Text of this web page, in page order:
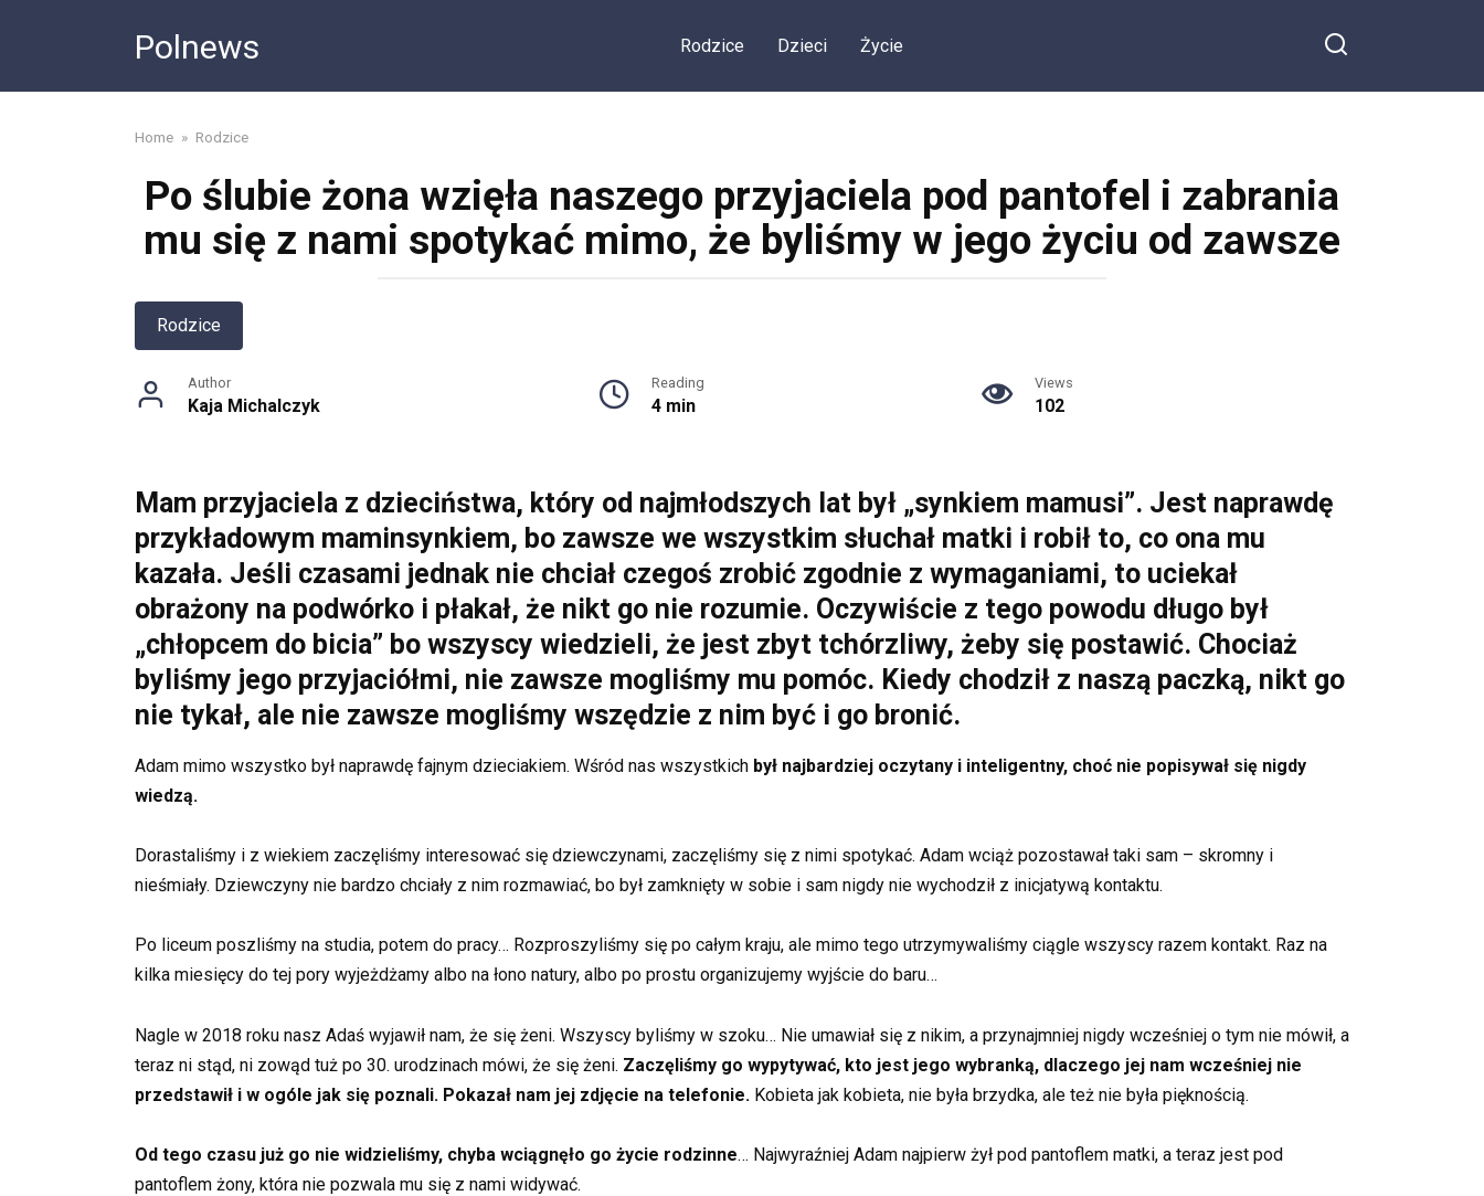
Polnews Rodzice Dzieci Życie
Home » Rodzice
Po ślubie żona wzięła naszego przyjaciela pod pantofel i zabrania
mu się z nami spotykać mimo, że byliśmy w jego życiu od zawsze
Rodzice
Author
Kaja Michalczyk
Reading
4 min
Views
102
Mam przyjaciela z dzieciństwa, który od najmłodszych lat był „synkiem mamusi”. Jest naprawdę
przykładowym maminsynkiem, bo zawsze we wszystkim słuchał matki i robił to, co ona mu
kazała. Jeśli czasami jednak nie chciał czegoś zrobić zgodnie z wymaganiami, to uciekał
obrażony na podwórko i płakał, że nikt go nie rozumie. Oczywiście z tego powodu długo był
„chłopcem do bicia” bo wszyscy wiedzieli, że jest zbyt tchórzliwy, żeby się postawić. Chociaż
byliśmy jego przyjaciółmi, nie zawsze mogliśmy mu pomóc. Kiedy chodził z naszą paczką, nikt go
nie tykał, ale nie zawsze mogliśmy wszędzie z nim być i go bronić.
Adam mimo wszystko był naprawdę fajnym dzieciakiem. Wśród nas wszystkich był najbardziej oczytany i inteligentny, choć nie popisywał się nigdy
wiedzą.
Dorastaliśmy i z wiekiem zaczęliśmy interesować się dziewczynami, zaczęliśmy się z nimi spotykać. Adam wciąż pozostawał taki sam – skromny i
nieśmiały. Dziewczyny nie bardzo chciały z nim rozmawiać, bo był zamknięty w sobie i sam nigdy nie wychodził z inicjatywą kontaktu.
Po liceum poszliśmy na studia, potem do pracy… Rozproszyliśmy się po całym kraju, ale mimo tego utrzymywaliśmy ciągle wszyscy razem kontakt. Raz na
kilka miesięcy do tej pory wyjeżdżamy albo na łono natury, albo po prostu organizujemy wyjście do baru…
Nagle w 2018 roku nasz Adaś wyjawił nam, że się żeni. Wszyscy byliśmy w szoku… Nie umawiał się z nikim, a przynajmniej nigdy wcześniej o tym nie mówił, a
teraz ni stąd, ni zowąd tuż po 30. urodzinach mówi, że się żeni. Zaczęliśmy go wypytywać, kto jest jego wybranką, dlaczego jej nam wcześniej nie
przedstawił i w ogóle jak się poznali. Pokazał nam jej zdjęcie na telefonie. Kobieta jak kobieta, nie była brzydka, ale też nie była pięknością.
Od tego czasu już go nie widzieliśmy, chyba wciągnęło go życie rodzinne… Najwyraźniej Adam najpierw żył pod pantoflem matki, a teraz jest pod
pantoflem żony, która nie pozwala mu się z nami widywać.